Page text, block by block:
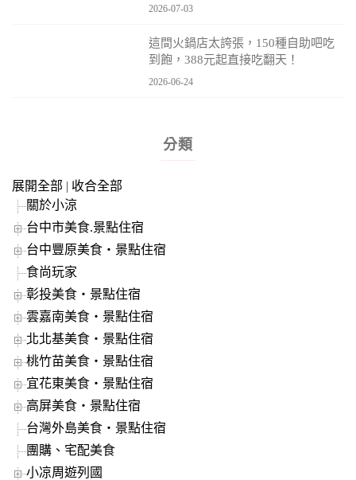
2026-07-03
這間火鍋店太誇張，150種自助吧吃
到飽，388元起直接吃翻天！
2026-06-24
分類
展開全部 | 收合全部
關於小涼
台中市美食.景點住宿
台中豐原美食‧景點住宿
食尚玩家
彰投美食‧景點住宿
雲嘉南美食‧景點住宿
北北基美食‧景點住宿
桃竹苗美食‧景點住宿
宜花東美食‧景點住宿
高屏美食‧景點住宿
台灣外島美食‧景點住宿
團購、宅配美食
小凉周遊列國